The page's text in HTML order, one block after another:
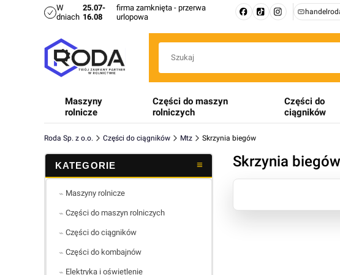
W
dniach
25.07-
16.08
firma zamknięta - przerwa
urlopowa
Maszyny
rolnicze
Części do maszyn
rolniczych
Części do
ciągników
Roda Sp. z o.o. Części do ciągników Mtz Skrzynia biegów
Maszyny rolnicze
Części do maszyn rolniczych
Części do ciągników
Części do kombajnów
Elektryka i oświetlenie
Skrzynia biegów
Lista produktów